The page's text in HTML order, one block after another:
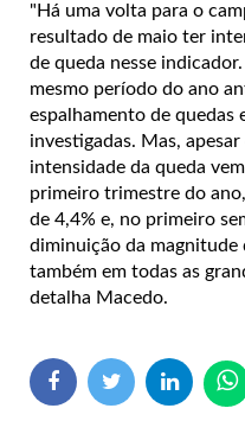
"Há uma volta para o
resultado de maio ter
de queda nesse
mesmo período do ano
espalhamento de quedas
investigadas. Mas,
intensidade da queda
primeiro trimestre do
de 4,4% e, no primeiro
diminuição da magnitude
também em todas as
detalha Macedo.